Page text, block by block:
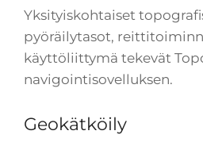
Yksityiskohtaiset
pyöräilytasot,
käyttöliittymä tekevät
navigointisovelluksen.
Geokätköily